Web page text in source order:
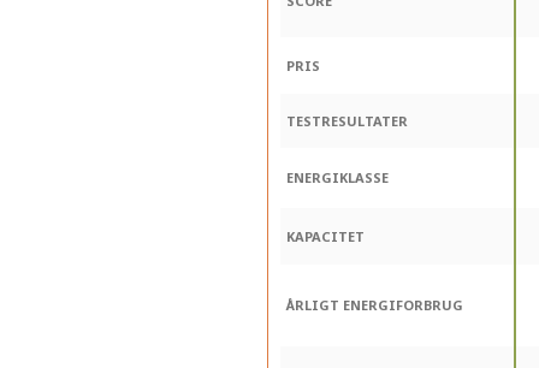
PRIS
TESTRESULTATER
ENERGIKLASSE
KAPACITET
ÅRLIGT ENERGIFORBRUG